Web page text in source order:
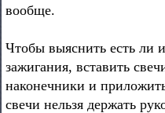
вообще.
Чтобы выяснить есть ли
зажигания, вставить
наконечники и
свечи нельзя держать